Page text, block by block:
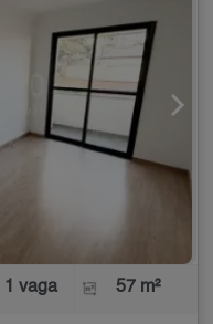
1 vaga 57 m²